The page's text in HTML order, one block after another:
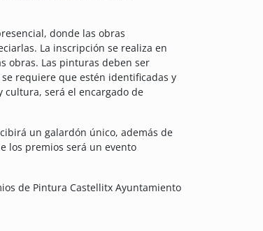
donde las obras
La inscripción se realiza en
obras. Las pinturas deben ser
requiere que estén identificadas y
cultura, será el encargado de
un galardón único, además de
los premios será un evento
de Pintura Castellitx Ayuntamiento